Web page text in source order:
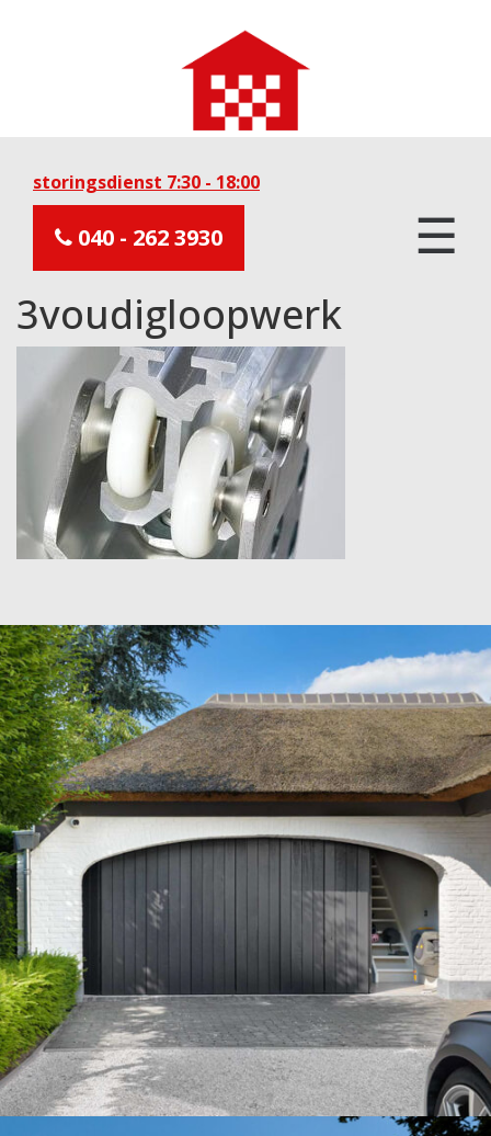
storingsdienst 7:30 - 18:00
040 - 262 3930 ☰
3voudigloopwerk